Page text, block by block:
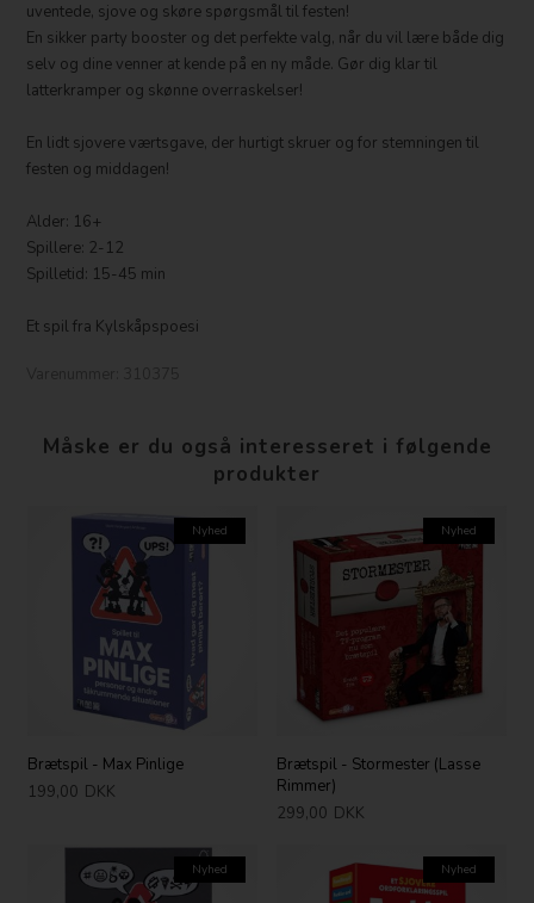
uventede, sjove og skøre spørgsmål til festen!
En sikker party booster og det perfekte valg, når du vil lære både dig
selv og dine venner at kende på en ny måde. Gør dig klar til
latterkramper og skønne overraskelser!
En lidt sjovere værtsgave, der hurtigt skruer og for stemningen til
festen og middagen!
Alder: 16+
Spillere: 2-12
Spilletid: 15-45 min
Et spil fra Kylskåpspoesi
Måske er du også interesseret i følgende
produkter
Nyhed
Brætspil - Max Pinlige
199,00 DKK
Nyhed
Brætspil - Stormester (Lasse
Rimmer)
299,00 DKK
Nyhed Nyhed